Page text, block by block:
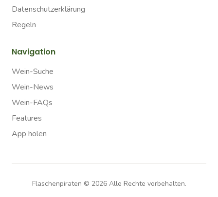
Datenschutzerklärung
Regeln
Navigation
Wein-Suche
Wein-News
Wein-FAQs
Features
App holen
Flaschenpiraten © 2026Alle Rechte vorbehalten.